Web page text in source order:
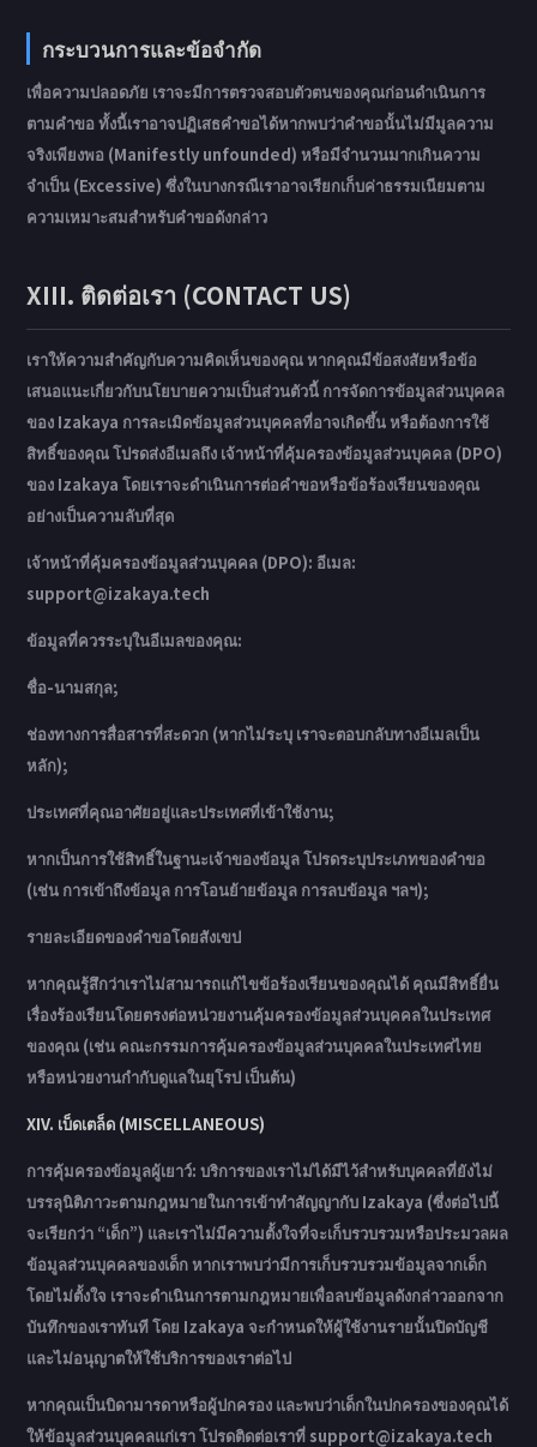
กระบวนการและข้อจำกัด
เพื่อความปลอดภัย เราจะมีการตรวจสอบตัวตนของคุณก่อนดำเนินการ
ตามคำขอ ทั้งนี้เราอาจปฏิเสธคำขอได้หากพบว่าคำขอนั้นไม่มีมูลความ
จริงเพียงพอ (Manifestly unfounded) หรือมีจำนวนมากเกินความ
จำเป็น (Excessive) ซึ่งในบางกรณีเราอาจเรียกเก็บค่าธรรมเนียมตาม
ความเหมาะสมสำหรับคำขอดังกล่าว
XIII. ติดต่อเรา (CONTACT US)
เราให้ความสำคัญกับความคิดเห็นของคุณ หากคุณมีข้อสงสัยหรือข้อ
เสนอแนะเกี่ยวกับนโยบายความเป็นส่วนตัวนี้ การจัดการข้อมูลส่วนบุคคล
ของ Izakaya การละเมิดข้อมูลส่วนบุคคลที่อาจเกิดขึ้น หรือต้องการใช้
สิทธิ์ของคุณ โปรดส่งอีเมลถึง เจ้าหน้าที่คุ้มครองข้อมูลส่วนบุคคล (DPO)
ของ Izakaya โดยเราจะดำเนินการต่อคำขอหรือข้อร้องเรียนของคุณ
อย่างเป็นความลับที่สุด
เจ้าหน้าที่คุ้มครองข้อมูลส่วนบุคคล (DPO): อีเมล:
support@izakaya.tech
ข้อมูลที่ควรระบุในอีเมลของคุณ:
ชื่อ-นามสกุล;
ช่องทางการสื่อสารที่สะดวก (หากไม่ระบุ เราจะตอบกลับทางอีเมลเป็น
หลัก);
ประเทศที่คุณอาศัยอยู่และประเทศที่เข้าใช้งาน;
หากเป็นการใช้สิทธิ์ในฐานะเจ้าของข้อมูล โปรดระบุประเภทของคำขอ
(เช่น การเข้าถึงข้อมูล การโอนย้ายข้อมูล การลบข้อมูล ฯลฯ);
รายละเอียดของคำขอโดยสังเขป
หากคุณรู้สึกว่าเราไม่สามารถแก้ไขข้อร้องเรียนของคุณได้ คุณมีสิทธิ์ยื่น
เรื่องร้องเรียนโดยตรงต่อหน่วยงานคุ้มครองข้อมูลส่วนบุคคลในประเทศ
ของคุณ (เช่น คณะกรรมการคุ้มครองข้อมูลส่วนบุคคลในประเทศไทย
หรือหน่วยงานกำกับดูแลในยุโรป เป็นต้น)
XIV. เบ็ดเตล็ด (MISCELLANEOUS)
การคุ้มครองข้อมูลผู้เยาว์: บริการของเราไม่ได้มีไว้สำหรับบุคคลที่ยังไม่
บรรลุนิติภาวะตามกฎหมายในการเข้าทำสัญญากับ Izakaya (ซึ่งต่อไปนี้
จะเรียกว่า “เด็ก”) และเราไม่มีความตั้งใจที่จะเก็บรวบรวมหรือประมวลผล
ข้อมูลส่วนบุคคลของเด็ก หากเราพบว่ามีการเก็บรวบรวมข้อมูลจากเด็ก
โดยไม่ตั้งใจ เราจะดำเนินการตามกฎหมายเพื่อลบข้อมูลดังกล่าวออกจาก
บันทึกของเราทันที โดย Izakaya จะกำหนดให้ผู้ใช้งานรายนั้นปิดบัญชี
และไม่อนุญาตให้ใช้บริการของเราต่อไป
หากคุณเป็นบิดามารดาหรือผู้ปกครอง และพบว่าเด็กในปกครองของคุณได้
ให้ข้อมูลส่วนบุคคลแก่เรา โปรดติดต่อเราที่ support@izakaya.tech